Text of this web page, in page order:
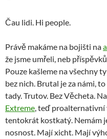
Čau lidi. Hi people.
Právě makáme na bojišti na
že jsme umřeli, neb
Pouze kašleme na všechny
bez nich. Brutal je za námi,
tady. Trutov. Bez Věcheta.
Extreme, teď proalternativní
tentokrát kostkatý. Nemám
nosnost. Mají xicht. Mají